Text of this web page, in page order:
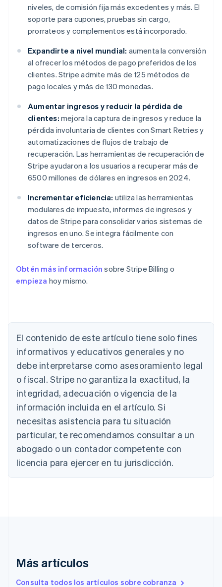
niveles, de comisión fija más excedentes y más. El
soporte para cupones, pruebas sin cargo,
prorrateos y complementos está incorporado.
Expandirte a nivel mundial: aumenta la conversión
al ofrecer los métodos de pago preferidos de los
clientes. Stripe admite más de 125 métodos de
pago locales y más de 130 monedas.
Aumentar ingresos y reducir la pérdida de
clientes: mejora la captura de ingresos y reduce la
pérdida involuntaria de clientes con Smart Retries y
automatizaciones de flujos de trabajo de
recuperación. Las herramientas de recuperación de
Stripe ayudaron a los usuarios a recuperar más de
6500 millones de dólares en ingresos en 2024.
Incrementar eficiencia: utiliza las herramientas
modulares de impuesto, informes de ingresos y
datos de Stripe para consolidar varios sistemas de
ingresos en uno. Se integra fácilmente con
software de terceros.
Obtén más información sobre Stripe Billing o
empieza hoy mismo.
El contenido de este artículo tiene solo fines
informativos y educativos generales y no
debe interpretarse como asesoramiento legal
o fiscal. Stripe no garantiza la exactitud, la
integridad, adecuación o vigencia de la
información incluida en el artículo. Si
necesitas asistencia para tu situación
particular, te recomendamos consultar a un
abogado o un contador competente con
licencia para ejercer en tu jurisdicción.
Más artículos
Consulta todos los artículos sobre cobranza
DeutschEnglish
English
Austria
DeutschEnglish
Bélgica
Nederlands FrançaisDeutschEnglish
Brasil
Bulgaria
English
Canadá
EnglishFrançais
China continental
Eslovaquia